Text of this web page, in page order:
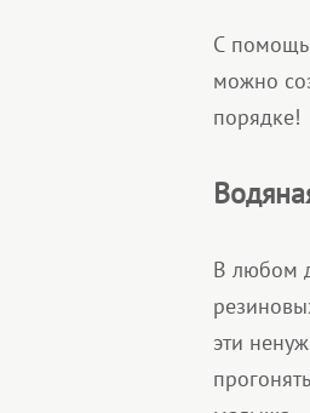
С
можно
порядке!
В любом
эти